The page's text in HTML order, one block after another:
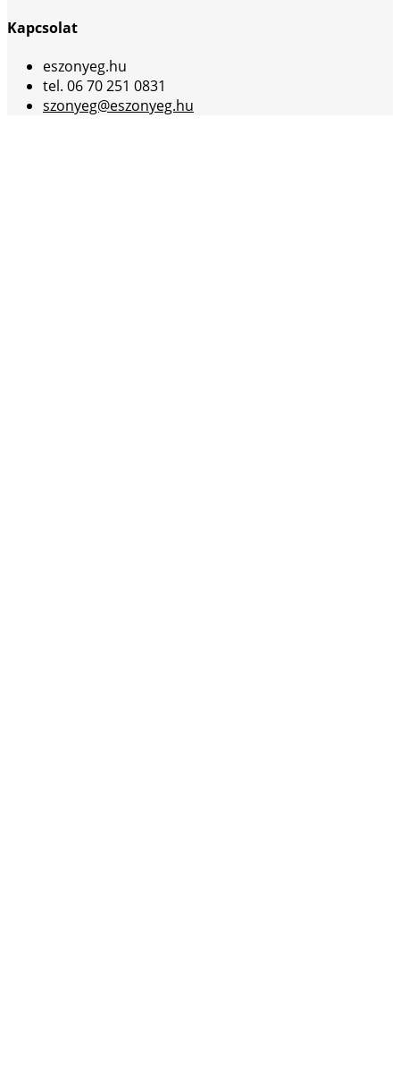
Kapcsolat
eszonyeg.hu
tel. 06 70 251 0831
szonyeg@eszonyeg.hu